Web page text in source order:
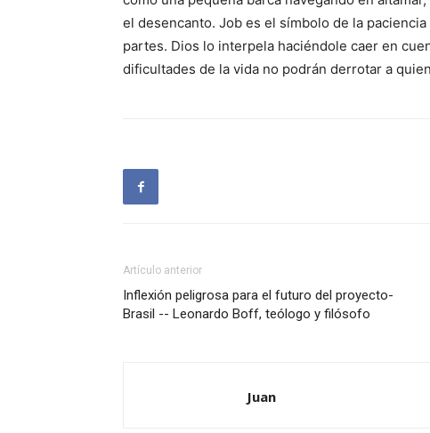
el desencanto. Job es el símbolo de la
partes. Dios lo interpela haciéndole caer en
dificultades de la vida no podrán derrotar a
Artículo anterior
Inflexión peligrosa para el futuro del proyecto-
Brasil -- Leonardo Boff, teólogo y filósofo
Juan